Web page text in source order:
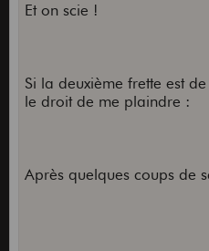
Et on scie !
Si la deuxième frette est
le droit de me plaindre :
Après quelques coups de